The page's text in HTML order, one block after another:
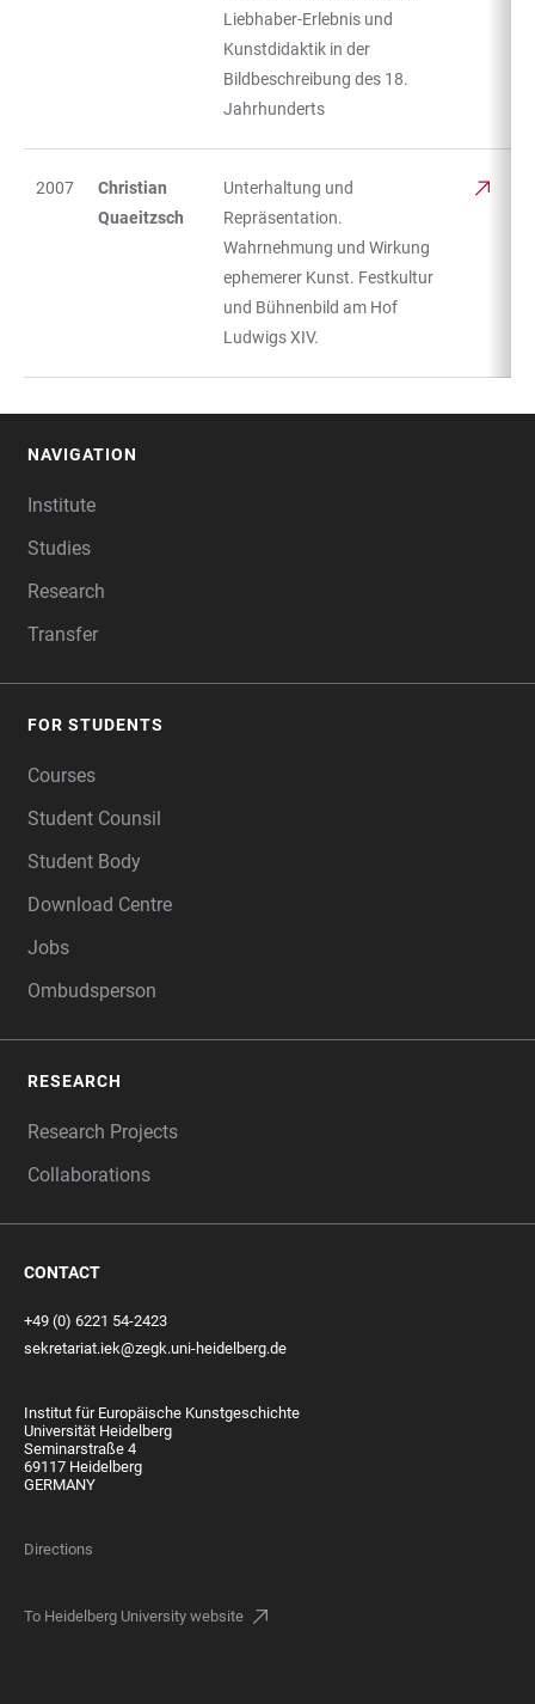
Liebhaber-Erlebnis und
Kunstdidaktik in der
Bildbeschreibung des 18.
Jahrhunderts
2007
Christian
Quaeitzsch
Unterhaltung und
Repräsentation.
Wahrnehmung und Wirkung
ephemerer Kunst. Festkultur
und Bühnenbild am Hof
Ludwigs XIV.
NAVIGATION
Institute
Studies
Research
Transfer
FOR STUDENTS
Courses
Student Counsil
Student Body
Download Centre
Jobs
Ombudsperson
RESEARCH
Research Projects
Collaborations
CONTACT
+49 (0) 6221 54-2423
sekretariat.iek@zegk.uni-heidelberg.de
Institut für Europäische Kunstgeschichte
Universität Heidelberg
Seminarstraße 4
69117 Heidelberg
GERMANY
Directions
To Heidelberg University website